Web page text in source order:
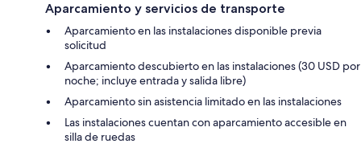
Aparcamiento y servicios de transporte
Aparcamiento en las instalaciones disponible previa
solicitud
Aparcamiento descubierto en las instalaciones (30 USD por
noche; incluye entrada y salida libre)
Aparcamiento sin asistencia limitado en las instalaciones
Las instalaciones cuentan con aparcamiento accesible en
silla de ruedas